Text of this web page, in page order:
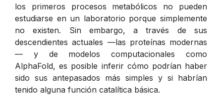
los primeros procesos metabólicos no pueden
estudiarse en un laboratorio porque simplemente
no existen. Sin embargo, a través de sus
descendientes actuales —las proteínas modernas
— y de modelos computacionales como
AlphaFold, es posible inferir cómo podrían haber
sido sus antepasados más simples y si habrían
tenido alguna función catalítica básica.